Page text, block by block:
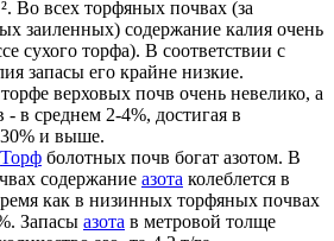
Во всех торфяных почвах (за
заиленных) содержание калия очень
сухого торфа). В соответствии с
запасы его крайне низкие.
верховых почв очень невелико, а
в среднем 2-4%, достигая в
и выше.
Торф болотных почв богат азотом. В
содержание азота колеблется в
как в низинных торфяных почвах
Запасы азота в метровой толще